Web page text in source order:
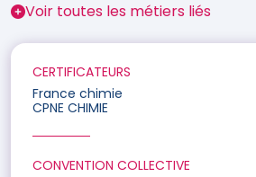
Voir toutes les métiers liés
CERTIFICATEURS
France chimie
CPNE CHIMIE
CONVENTION COLLECTIVE